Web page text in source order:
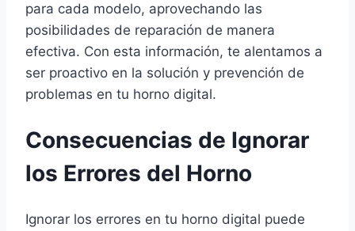
para cada modelo, aprovechando las
posibilidades de reparación de manera
efectiva. Con esta información, te alentamos a
ser proactivo en la solución y prevención de
problemas en tu horno digital.
Consecuencias de Ignorar
los Errores del Horno
Ignorar los errores en tu horno digital puede